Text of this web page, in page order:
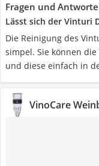
Fragen und
Lässt sich der Vinturi
Die Reinigung des
simpel. Sie können
und diese einfach in
VinoCare